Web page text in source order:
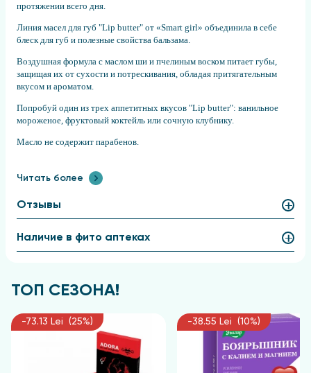
протяжении всего дня.
Линия масел для губ "Lip butter" от «Smart girl» объединила в себе
блеск для губ и полезные свойства бальзама.
Воздушная формула с маслом ши и пчелиным воском питает губы,
защищая их от сухости и потрескивания, обладая притягательным
вкусом и ароматом.
Попробуй один из трех аппетитных вкусов "Lip butter": ванильное
мороженое, фруктовый коктейль или сочную клубнику.
Масло не содержит парабенов.
Читать более
Отзывы
Наличие в фито аптеках
ТОП СЕЗОНА!
-73.13 Lei (25%) -38.55 Lei (10%)